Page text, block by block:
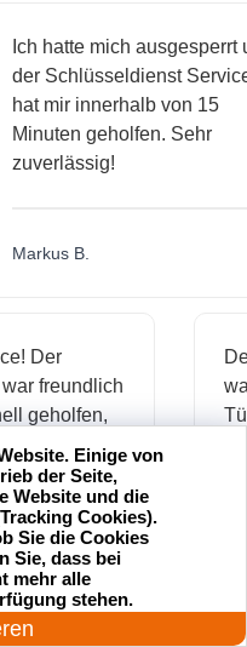
hatte mich ausgesperrt und
Schlüsseldienst Service
mir innerhalb von 15
geholfen. Sehr
B.
Der
war freundlich
geholfen,
Schlüssel
Einige von
der Seite,
Website und die
Cookies).
Sie die Cookies
Sie, dass bei
mehr alle
stehen.